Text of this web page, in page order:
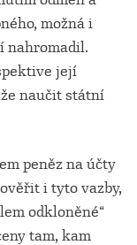
možná i
nahromadil.
její
naučit státní
peněz na účty
i tyto vazby,
odkloněné“
tam, kam